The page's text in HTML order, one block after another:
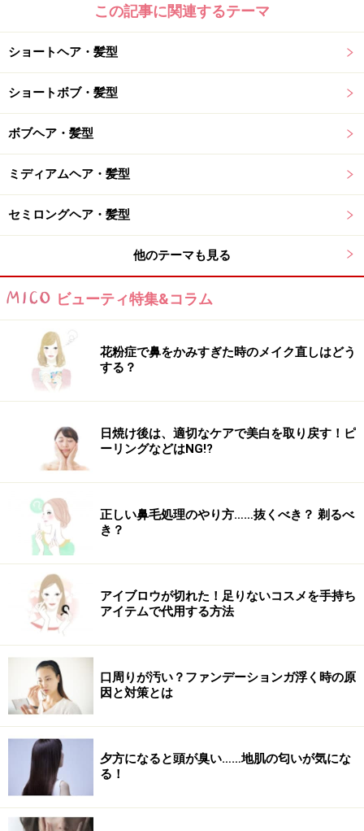
この記事に関連するテーマ
ショートヘア・髪型
ショートボブ・髪型
ボブヘア・髪型
ミディアムヘア・髪型
セミロングヘア・髪型
他のテーマも見る
ビューティ特集&コラム
花粉症で鼻をかみすぎた時のメイク直しはどう
する？
日焼け後は、適切なケアで美白を取り戻す！ピ
ーリングなどはNG!?
正しい鼻毛処理のやり方……抜くべき？ 剃るべ
き？
アイブロウが切れた！足りないコスメを手持ち
アイテムで代用する方法
口周りが汚い？ファンデーションガ浮く時の原
因と対策とは
夕方になると頭が臭い……地肌の匂いが気にな
る！